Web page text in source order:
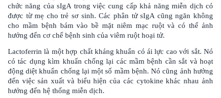
chức năng của sIgA trong việc cung cấp khả năng miễn dịch có
được từ mẹ cho trẻ sơ sinh. Các phân tử sIgA cũng ngăn không
cho mầm bệnh bám vào bề mặt niêm mạc ruột và có thể ảnh
hưởng đến cơ chế bệnh sinh của viêm ruột hoại tử.
Lactoferrin là một hợp chất kháng khuẩn có ái lực cao với sắt. Nó
có tác dụng kìm khuẩn chống lại các mầm bệnh cần sắt và hoạt
động diệt khuẩn chống lại một số mầm bệnh. Nó cũng ảnh hưởng
đến việc sản xuất và biểu hiện của các cytokine khác nhau ảnh
hưởng đến hệ thống miễn dịch.